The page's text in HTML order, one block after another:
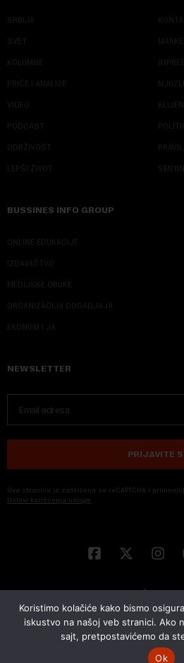
SRBIJA
SVET
KOLUMNE
PRIČE I ANALIZE
VIDEO
PODCAST
ODRŽIVOST
LEPŠI ŽIVOT
BUSSINES INFO GROUP
ONLINE EDUKACIJE
IZDAVAŠTVO
MEDIJSKE OBUKE
ORGANIZACIJA DOGADJAJA
EKONOM I JA
NEWSLETTER
PRIJAVITE
Ova stranica je zaštićena sa reCAPTCHA i
Uslovi korišćenja usluge
© 2026 NOVA EKONOMIJA | SVA PRAVA
Koristimo kolačiće kako bismo
iskustvo na našoj veb stranici. Ako
sajt, pretpostavićemo da
Ok